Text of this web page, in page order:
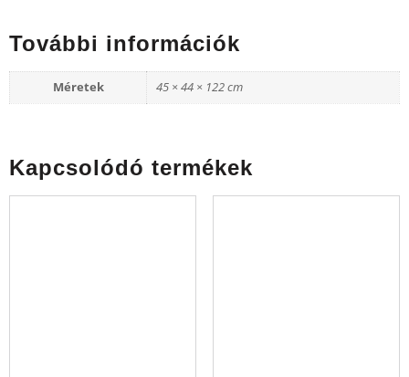
További információk
Méretek 45 × 44 × 122 cm
Kapcsolódó termékek